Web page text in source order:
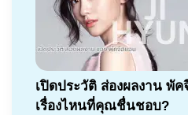
เปิดประวัติ ส่องผลงาน พั
เรื่องไหนที่คุณชื่นชอบ?